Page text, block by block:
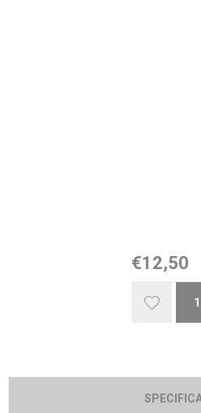
€12,50